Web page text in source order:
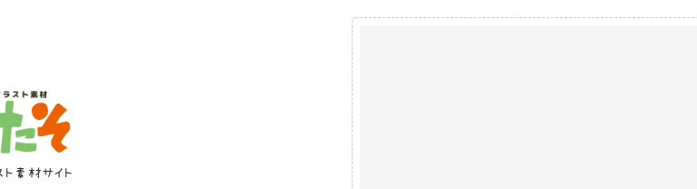
素材サイト